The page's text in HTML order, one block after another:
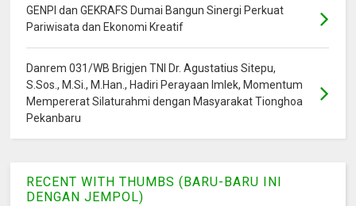
GENPI dan GEKRAFS Dumai Bangun Sinergi Perkuat
Pariwisata dan Ekonomi Kreatif
Danrem 031/WB Brigjen TNI Dr. Agustatius Sitepu,
S.Sos., M.Si., M.Han., Hadiri Perayaan Imlek, Momentum
Mempererat Silaturahmi dengan Masyarakat Tionghoa
Pekanbaru
RECENT WITH THUMBS (BARU-BARU INI
DENGAN JEMPOL)